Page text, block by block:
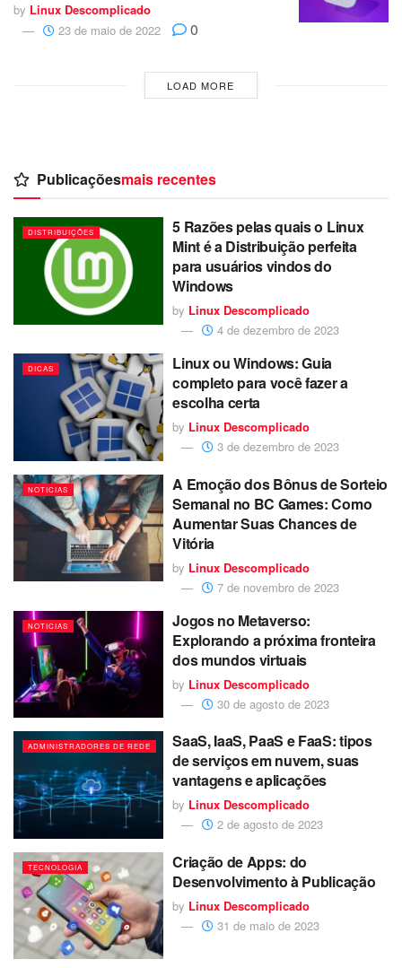
by Linux Descomplicado
23 de maio de 2022
0
LOAD MORE
Publicaçõesmais recentes
DISTRIBUIÇÕES
5 Razões pelas quais o Linux
Mint é a Distribuição perfeita
para usuários vindos do
Windows
by Linux Descomplicado
4 de dezembro de 2023
DICAS
Linux ou Windows: Guia
completo para você fazer a
escolha certa
by Linux Descomplicado
3 de dezembro de 2023
NOTICIAS
A Emoção dos Bônus de Sorteio
Semanal no BC Games: Como
Aumentar Suas Chances de
Vitória
by Linux Descomplicado
7 de novembro de 2023
NOTICIAS
Jogos no Metaverso:
Explorando a próxima fronteira
dos mundos virtuais
by Linux Descomplicado
30 de agosto de 2023
ADMINISTRADORES DE REDE
SaaS, IaaS, PaaS e FaaS: tipos
de serviços em nuvem, suas
vantagens e aplicações
by Linux Descomplicado
2 de agosto de 2023
TECNOLOGIA
Criação de Apps: do
Desenvolvimento à Publicação
by Linux Descomplicado
31 de maio de 2023